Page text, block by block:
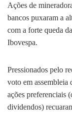
Ações de
bancos puxaram a
com a forte queda
Ibovespa.
Pressionados pelo
voto em assembleia
ações preferenciais
dividendos)